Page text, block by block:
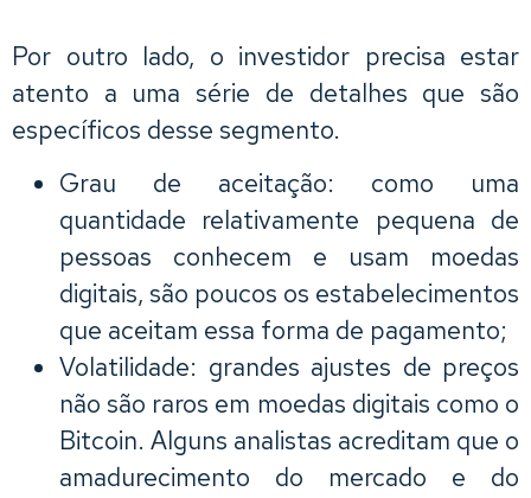
Por outro lado, o investidor precisa estar
atento a uma série de detalhes que são
específicos desse segmento.
Grau de aceitação: como uma
quantidade relativamente pequena de
pessoas conhecem e usam moedas
digitais, são poucos os estabelecimentos
que aceitam essa forma de pagamento;
Volatilidade: grandes ajustes de preços
não são raros em moedas digitais como o
Bitcoin. Alguns analistas acreditam que o
amadurecimento do mercado e do